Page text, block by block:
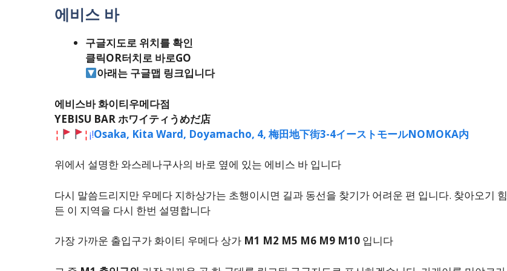
에비스 바
구글지도로 위치를 확인
클릭OR터치로 바로GO
아래는 구글맵 링크입니다
에비스바 화이티우메다점
YEBISU BAR ホワイティうめだ店
¦
¦¡!Osaka, Kita Ward, Doyamacho, 4, 梅田地下街3-4イーストモールNOMOKA内
위에서 설명한 와스레나구사의 바로 옆에 있는 에비스 바 입니다
다시 말씀드리지만 우메다 지하상가는 초행이시면 길과 동선을 찾기가 어려운 편 입니다. 찾아오기 힘
든 이 지역을 다시 한번 설명합니다
가장 가까운 출입구가 화이티 우메다 상가 M1 M2 M5 M6 M9 M10 입니다